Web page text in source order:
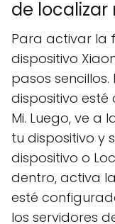
de localizar
Para activar la
dispositivo
pasos
dispositivo
Mi. Luego, ve a
tu dispositivo y
dispositivo o
dentro, activa
esté
los servidores